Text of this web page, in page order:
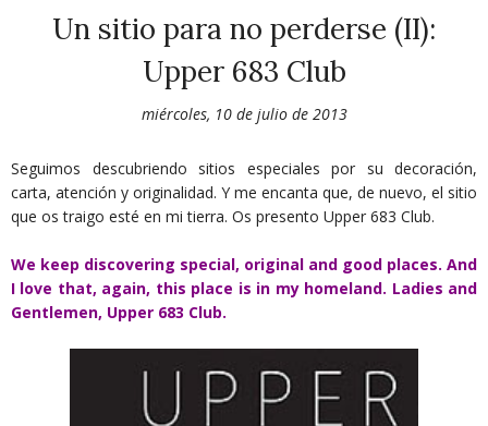
Un sitio para no perderse (II):
Upper 683 Club
miércoles, 10 de julio de 2013
Seguimos descubriendo sitios especiales por su decoración,
carta, atención y originalidad. Y me encanta que, de nuevo, el sitio
que os traigo esté en mi tierra. Os presento Upper 683 Club.
We keep discovering special, original and good places. And
I love that, again, this place is in my homeland. Ladies and
Gentlemen, Upper 683 Club.